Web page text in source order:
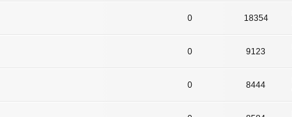
0 18354
0 9123
0 8444